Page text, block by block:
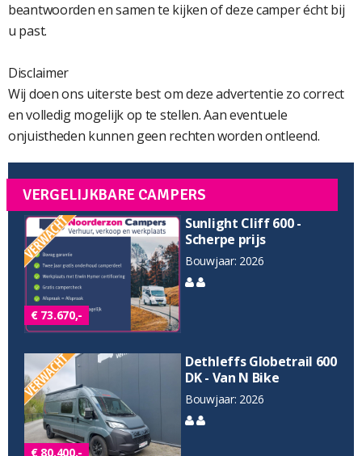
beantwoorden en samen te kijken of deze camper écht bij
u past.
Disclaimer
Wij doen ons uiterste best om deze advertentie zo correct
en volledig mogelijk op te stellen. Aan eventuele
onjuistheden kunnen geen rechten worden ontleend.
VERGELIJKBARE CAMPERS
€ 73.670,-
Sunlight Cliff 600 -
Scherpe prijs
Bouwjaar: 2026
€ 80.400,-
Dethleffs Globetrail 600
DK - Van N Bike
Bouwjaar: 2026